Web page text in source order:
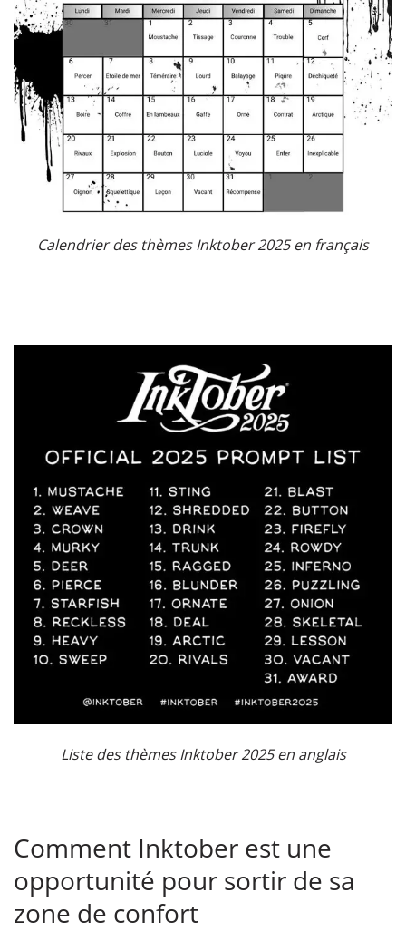
Calendrier des thèmes Inktober 2025 en français
Liste des thèmes Inktober 2025 en anglais
Comment Inktober est une
opportunité pour sortir de sa
zone de confort